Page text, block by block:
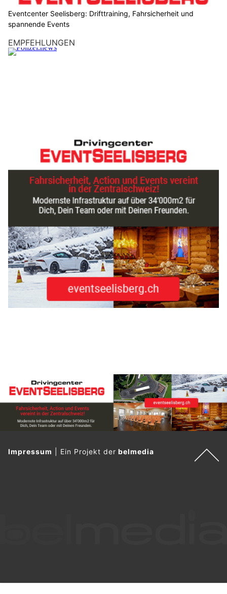
Eventcenter Seelisberg: Drifttraining, Fahrsicherheit und
spannende Events
EMPFEHLUNGEN
Impressum Ein Projekt derbelmedia